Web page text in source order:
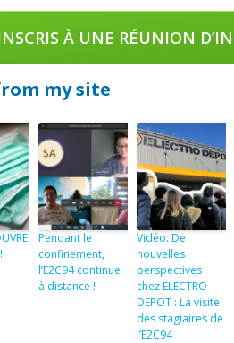
À UNE RÉUNION
my site
Pendant le
confinement,
l’E2C94 continue
à distance !
Vidéo: De
nouvelles
perspectives
chez ELECTRO
DEPOT : La visite
des stagiaires de
l’E2C94